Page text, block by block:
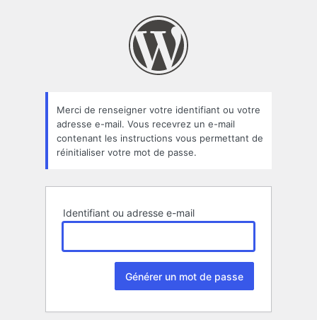
oublié
Merci de renseigner votre identifiant ou votre
adresse e-mail. Vous recevrez un e-mail
contenant les instructions vous permettant de
réinitialiser votre mot de passe.
Identifiant ou adresse e-mail